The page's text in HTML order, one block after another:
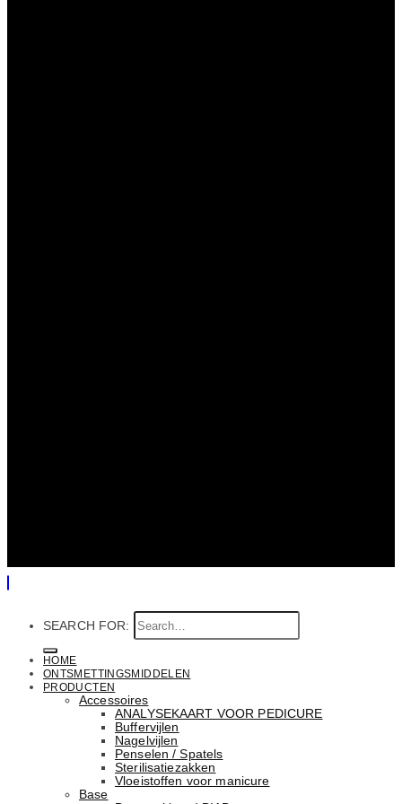
SEARCH FOR:
HOME
ONTSMETTINGSMIDDELEN
PRODUCTEN
Accessoires
ANALYSEKAART VOOR PEDICURE
Buffervijlen
Nagelvijlen
Penselen / Spatels
Sterilisatiezakken
Vloeistoffen voor manicure
Base